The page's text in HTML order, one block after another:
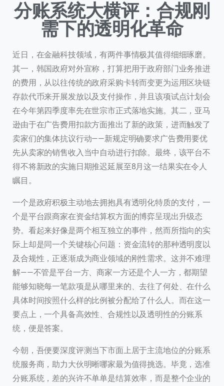
分账系统大横评：合规刚
需下的透明化革命
近日，在金融科技领域，有两件事情极其值得细细琢磨。
其一，韩国政府对外宣称，打算把用于政府部门业务推进
的费用，从以往传统的政府采购卡转而变更为运用区块链
存款代币来开展发放以及支付操作，并且该项试点计划会
在今年第四季度率先在世宗市正式落地实施。其二，亚马
逊由于在广告费用扣款方面推出了新的政策，进而触发了
卖家们的集体抗议行动——新规定明确要求广告费用要优
先从卖家的销售收入当中自动进行扣除。最终，该平台不
得不将新政的实施日期推迟延展至8月这一结果实在令人
瞩目。
一个是政府积极主动地去拥抱具有透明化特质的支付，一
个是平台跟商家在资金结算权方面的博弈呈现出升级态
势。看起来好像是两个相互独立的事件，然而所指向的实
际上却是同一个关键核心问题：资金流转的那种透明度以
及合规性，正逐渐成为商业领域的刚性需求。这并不难理
解——不管是平台一方、商家一方还是个人一方，都期望
能够知晓每一笔款项是从哪里来的、去往了何处、在什么
具体时间按照什么样的比例被分配给了什么人。而在这一
要点上，一个具备高效性、合规性以及透明性的分账系
统，便是答案。
今朝，吾便要深度评测当下市面上居于主流地位的分账系
统服务商，助力大伙明晰哪家最为值得挑选。毕竟，选准
分账系统，差的兴许不单单是结算效率，而是整个企业的